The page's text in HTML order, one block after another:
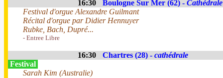
16:30 Boulogne Sur Mer (62) -
Festival d'orgue Alexandre Guilmant
Récital d'orgue par Didier Hennuyer
Rubke, Bach, Dupré...
- Entree Libre
16:30 Chartres (28) - cathédrale
Festival
Sarah Kim (Australie)